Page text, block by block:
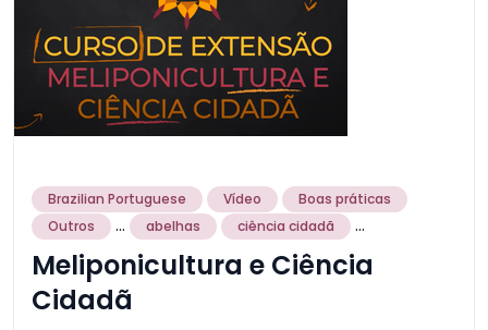
Brazilian Portuguese Vídeo
Boas práticas
Outros
... abelhas ciência cidadã ...
Meliponicultura e Ciência
Cidadã